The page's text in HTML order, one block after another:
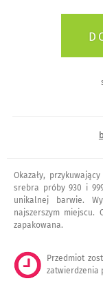
Okazały,
srebra próby 930 i
unikalnej barwie.
najszerszym miejscu.
zapakowana.
Przedmiot
zatwierdzenia